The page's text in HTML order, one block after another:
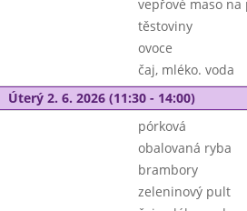
vepřové maso na
těstoviny
ovoce
čaj, mléko. voda
Úterý 2. 6. 2026 (11:30 - 14:00)
pórková
obalovaná ryba
brambory
zeleninový pult